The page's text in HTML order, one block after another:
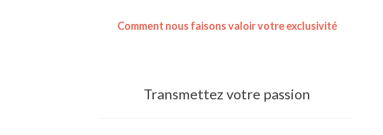
Comment nous faisons valoir votre exclusivité
Transmettez votre passion